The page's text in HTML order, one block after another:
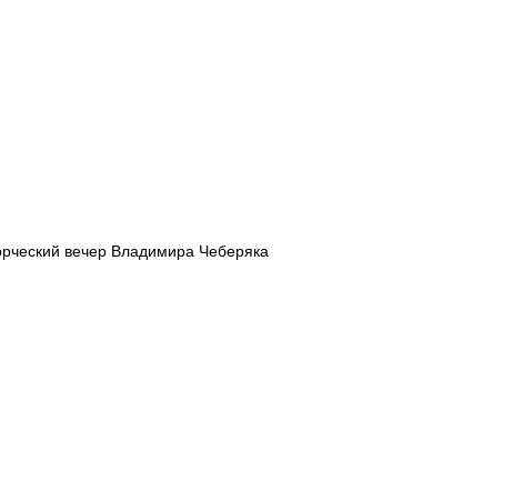
вечер Владимира Чеберяка